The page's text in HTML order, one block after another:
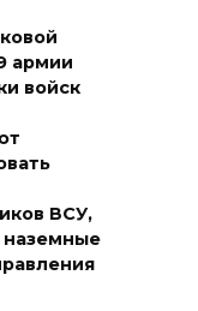
армии
войск
ВСУ,
наземные